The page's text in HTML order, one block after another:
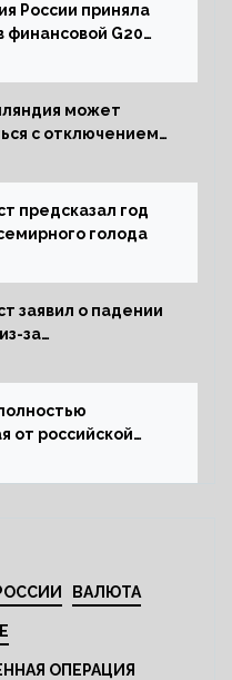
России приняла
финансовой G20
может
с отключением
предсказал год
голода
заявил о падении
за
от российской
ВАЛЮТА
ОПЕРАЦИЯ